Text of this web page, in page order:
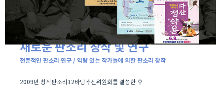
새로운 판소리 창작 및 연구
전문적인 판소리 연구 / 역량 있는 작가들에 의한 판소리 창작
2009년 창작판소리12바탕추진위원회를 결성한 후